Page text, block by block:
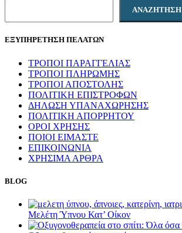
ΑΝΑΖΉΤΗΣΗ
ΕΞΥΠΗΡΕΤΗΣΗ ΠΕΛΑΤΩΝ
ΤΡΟΠΟΙ ΠΑΡΑΓΓΕΛΙΑΣ
ΤΡΟΠΟΙ ΠΛΗΡΩΜΗΣ
ΤΡΟΠΟΙ ΑΠΟΣΤΟΛΗΣ
ΠΟΛΙΤΙΚΗ ΕΠΙΣΤΡΟΦΩΝ
ΔΗΛΩΣΗ ΥΠΑΝΑΧΩΡΗΣΗΣ
ΠΟΛΙΤΙΚΗ ΑΠΟΡΡΗΤΟΥ
ΟΡΟΙ ΧΡΗΣΗΣ
ΠΟΙΟΙ ΕΙΜΑΣΤΕ
ΕΠΙΚΟΙΝΩΝΙΑ
ΧΡΗΣΙΜΑ ΑΡΘΡΑ
BLOG
Μελέτη Ύπνου Κατ’ Οίκον